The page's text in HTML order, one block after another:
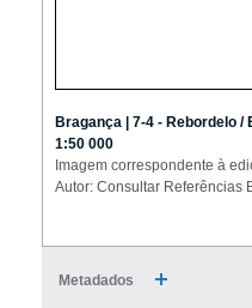
Bragança | 7-4 - Rebordelo /
1:50 000
Imagem correspondente à
Autor: Consultar Referências
Metadados